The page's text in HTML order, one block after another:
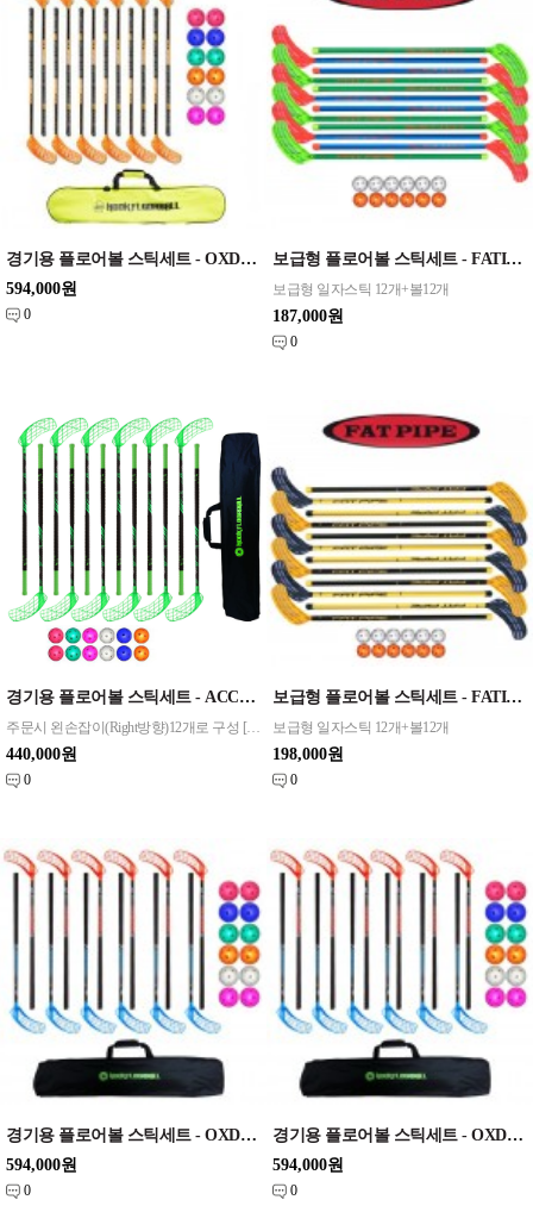
경기용 플로어볼 스틱세트 - OXDOG) Shift Orange / Green 32 92cm set
594,000원
0
보급형 플로어볼 스틱세트 - FATIPIE) Blaster 80 set
보급형 일자스틱 12개+볼12개
187,000원
0
경기용 플로어볼 스틱세트 - ACCUFLI) AirTek A90 Green 90cm set
주문시 왼손잡이(Right방향)12개로 구성 [오른손잡이(Left방향)품절]
440,000원
0
보급형 플로어볼 스틱세트 - FATIPIE) Blaster 90 set
보급형 일자스틱 12개+볼12개
198,000원
0
경기용 플로어볼 스틱세트 - OXDOG) Player / Winner 33 96cm set
594,000원
0
경기용 플로어볼 스틱세트 - OXDOG) Player / Winner 33 92cm set
594,000원
0